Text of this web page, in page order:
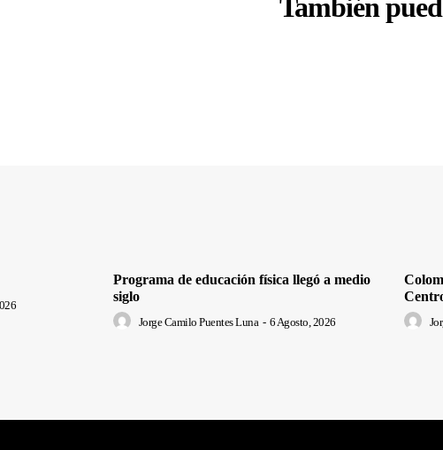
También
Programa de educación física llegó a medio
siglo
Jorge Camilo Puentes Luna - 6 Agosto, 2026